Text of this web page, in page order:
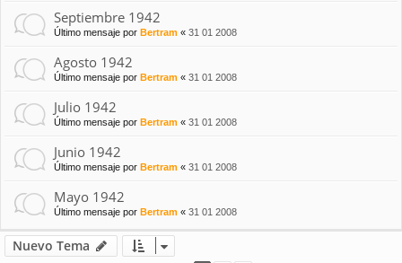
Septiembre 1942
Último mensaje por Bertram « 31 01 2008
Agosto 1942
Último mensaje por Bertram « 31 01 2008
Julio 1942
Último mensaje por Bertram « 31 01 2008
Junio 1942
Último mensaje por Bertram « 31 01 2008
Mayo 1942
Último mensaje por Bertram « 31 01 2008
Nuevo Tema